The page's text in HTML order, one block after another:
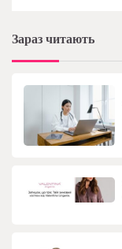
Зараз читають